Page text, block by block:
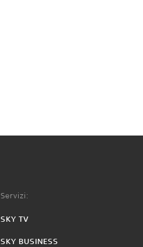
Servizi:
SKY TV
SKY BUSINESS